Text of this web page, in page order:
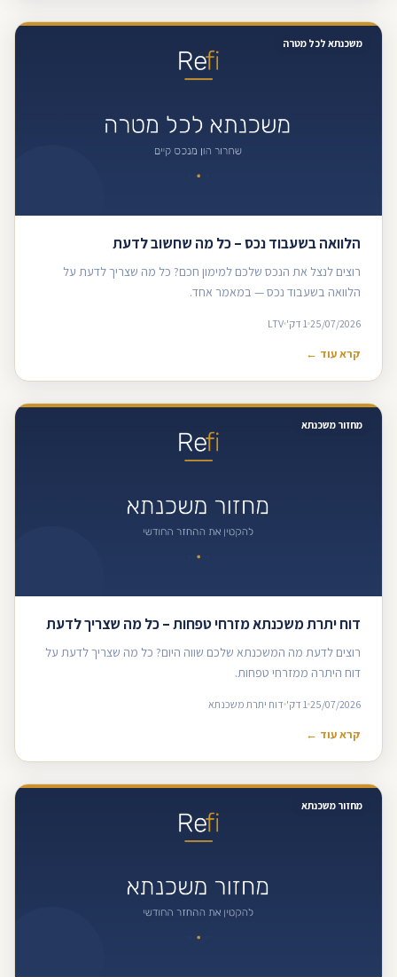
משכנתא לכל מטרה
הלוואה בשעבוד נכס – כל מה שחשוב לדעת
רוצים לנצל את הנכס שלכם למימון חכם? כל מה שצריך לדעת על
הלוואה בשעבוד נכס — במאמר אחד.
25/07/2026 1 דק' LTV
קרא עוד ←
מחזור משכנתא
דוח יתרת משכנתא מזרחי טפחות – כל מה שצריך לדעת
רוצים לדעת מה המשכנתא שלכם שווה היום? כל מה שצריך לדעת על
דוח היתרה ממזרחי טפחות.
25/07/2026 1 דק' דוח יתרת משכנתא
קרא עוד ←
מחזור משכנתא